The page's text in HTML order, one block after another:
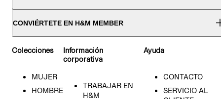
CONVIÉRTETE EN H&M MEMBER
Colecciones
MUJER
HOMBRE
Información
corporativa
TRABAJAR EN
H&M
Ayuda
CONTACTO
SERVICIO AL